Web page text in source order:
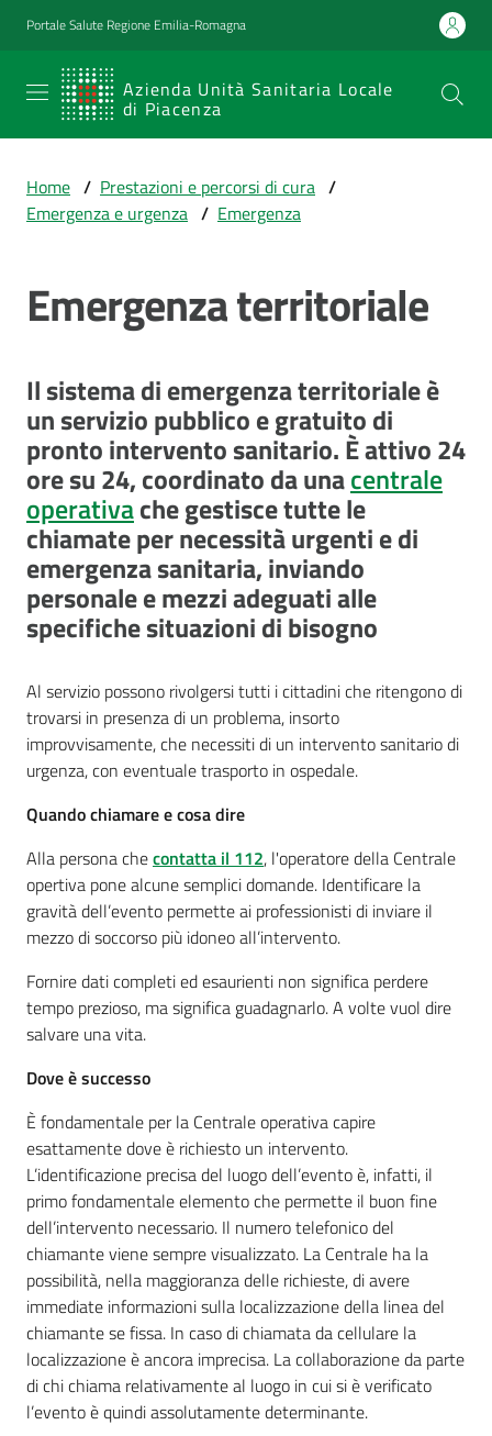
Vai al contenuto
Vai alla navigazione
Vai al footer
Portale Salute Regione Emilia-Romagna
Azienda Unità Sanitaria Locale
di Piacenza
SERVIZIO
SANITARIO
Emilia-
Romagna
Sanitaria Locale
di Piacenza
Prestazioni
e
percorsi
di
cura
Come
fare
per...
Strutture
e
territorio
Studiare
a
Piacenza
Costruiamo
Salute
Novità
Scuole
Imprese
ed Enti
Seguici
Home / Prestazioni e percorsi di cura /
Emergenza e urgenza / Emergenza
Emergenza territoriale
Il sistema di emergenza territoriale è
un servizio pubblico e gratuito di
pronto intervento sanitario. È attivo 24
ore su 24, coordinato da unacentrale
operativache gestisce tutte le
chiamate per necessità urgenti e di
emergenza sanitaria, inviando
personale e mezzi adeguati alle
specifiche situazioni di bisogno
Al servizio possono rivolgersi tutti i cittadini che ritengono di
trovarsi in presenza di un problema, insorto
improvvisamente, che necessiti di un intervento sanitario di
urgenza, con eventuale trasporto in ospedale.
Quando chiamare e cosa dire
Alla persona checontatta il 112, l'operatore della Centrale
opertiva pone alcune semplici domande. Identificare la
gravità dell’evento permette ai professionisti di inviare il
mezzo di soccorso più idoneo all’intervento.
Fornire dati completi ed esaurienti non significa perdere
tempo prezioso, ma significa guadagnarlo. A volte vuol dire
salvare una vita.
Dove è successo
È fondamentale per la Centrale operativa capire
esattamente dove è richiesto un intervento.
L’identificazione precisa del luogo dell’evento è, infatti, il
primo fondamentale elemento che permette il buon fine
dell’intervento necessario. Il numero telefonico del
chiamante viene sempre visualizzato. La Centrale ha la
possibilità, nella maggioranza delle richieste, di avere
immediate informazioni sulla localizzazione della linea del
chiamante se fissa. In caso di chiamata da cellulare la
localizzazione è ancora imprecisa. La collaborazione da parte
di chi chiama relativamente al luogo in cui si è verificato
l’evento è quindi assolutamente determinante.